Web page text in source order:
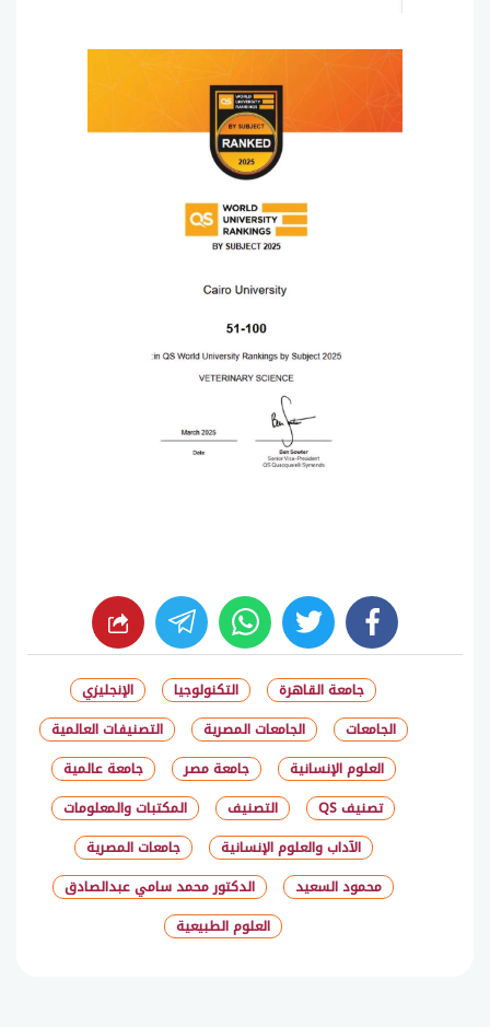
facebook
twitter
whats
جامعة القاهرة التكنولوجيا
الإنجليزي
الجامعات
الجامعات المصرية
التصنيفات العالمية
العلوم الإنسانية
جامعة مصر
جامعة عالمية
تصنيف QS
التصنيف
المكتبات والمعلومات
الآداب والعلوم الإنسانية
جامعات المصرية
محمود السعيد
الدكتور محمد سامي عبدالصادق
العلوم الطبيعية